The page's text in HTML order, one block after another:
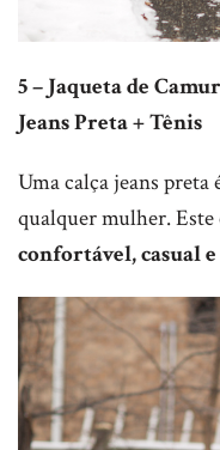
5 – Jaqueta de
Jeans Preta + Tênis
Uma calça jeans
qualquer mulher.
confortável, casual